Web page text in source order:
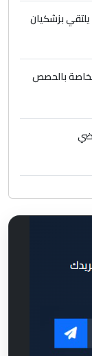
بزشكيان
بالحصص